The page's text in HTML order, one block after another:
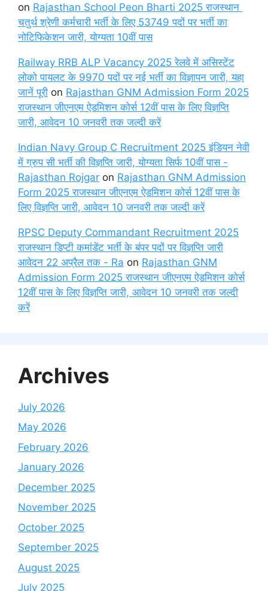
on Rajasthan School Peon Bharti 2025 राजस्थान
चतुर्थ श्रेणी कर्मचारी भर्ती के लिए 53749 पदों पर भर्ती का
नोटिफिकेशन जारी, योग्यता 10वीं पास
Railway RRB ALP Vacancy 2025 रेलवे में असिस्टेंट
लोको पायलट के 9970 पदों पर नई भर्ती का विज्ञापन जारी, यहा
जानें पूरी on Rajasthan GNM Admission Form 2025
राजस्थान जीएनएम ऐडमिशन कोर्स 12वीं पास के लिए विज्ञप्ति
जारी, आवेदन 10 जनवरी तक जल्दी करें
Indian Navy Group C Recruitment 2025 इंडियन नेवी
में ग्रुप सी भर्ती की विज्ञप्ति जारी, योग्यता सिर्फ 10वीं पास -
Rajasthan Rojgar on Rajasthan GNM Admission
Form 2025 राजस्थान जीएनएम ऐडमिशन कोर्स 12वीं पास के
लिए विज्ञप्ति जारी, आवेदन 10 जनवरी तक जल्दी करें
RPSC Deputy Commandant Recruitment 2025
राजस्थान डिप्टी कमांडेंट भर्ती के बंपर पदों पर विज्ञप्ति जारी
आवेदन 22 अप्रैल तक - Ra on Rajasthan GNM
Admission Form 2025 राजस्थान जीएनएम ऐडमिशन कोर्स
12वीं पास के लिए विज्ञप्ति जारी, आवेदन 10 जनवरी तक जल्दी
करें
Archives
July 2026
May 2026
February 2026
January 2026
December 2025
November 2025
October 2025
September 2025
August 2025
July 2025